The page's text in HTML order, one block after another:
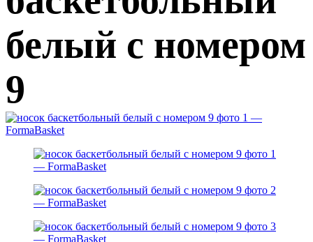
белый с номером
9